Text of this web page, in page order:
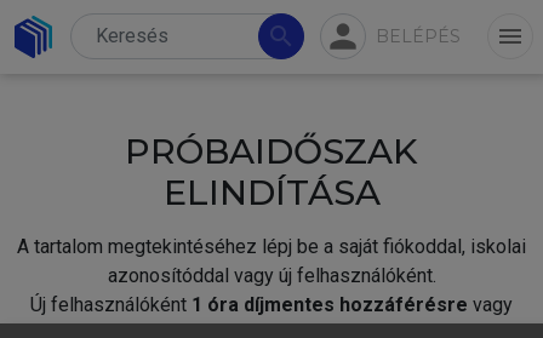
search person BELÉPÉS menu
PRÓBAIDŐSZAK
ELINDÍTÁSA
A tartalom megtekintéséhez lépj be a saját fiókoddal, iskolai
azonosítóddal vagy új felhasználóként.
Új felhasználóként 1 óra díjmentes hozzáférésre vagy